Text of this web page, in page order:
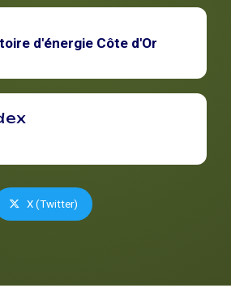
d'énergie Côte d'Or
X (Twitter)